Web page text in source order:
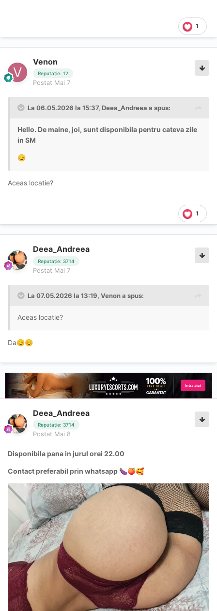
1
Venon
Reputație: 12
Postat Mai 7
La 06.05.2026 la 15:37, Deea_Andreea a spus:
Hello. De maine, joi, sunt disponibila pentru cateva zile
in SM
😊
Aceas locatie?
1
Deea_Andreea
Reputație: 3714
Postat Mai 7
La 07.05.2026 la 13:19, Venona spus:
Aceas locatie?
Da😊😊
Deea_Andreea
Reputație: 3714
Postat Mai 8
Disponibila pana in jurul orei 22.00
Contact preferabil prin whatsapp 🍆🍑🥰